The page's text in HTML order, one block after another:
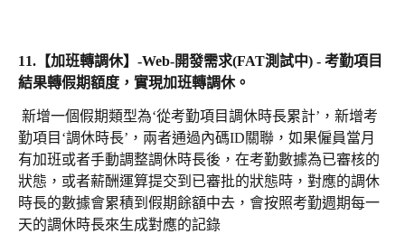
11. 【加班轉調休】-Web-開發需求(FAT測試中) - 考勤項目
結果轉假期額度，實現加班轉調休。
勤項目‘調休時長’，兩者通過內碼ID關聯，如果僱員當月
有加班或者手動調整調休時長後，在考勤數據為已審核的
狀態，或者薪酬運算提交到已審批的狀態時，對應的調休
時長的數據會累積到假期餘額中去，會按照考勤週期每一
天的調休時長來生成對應的記錄